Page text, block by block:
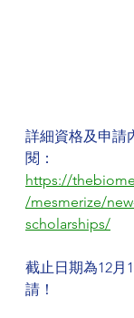
詳細資格及申請
閱：
https://
/mesmerize/
scholarships/
截止日期為12月
請！